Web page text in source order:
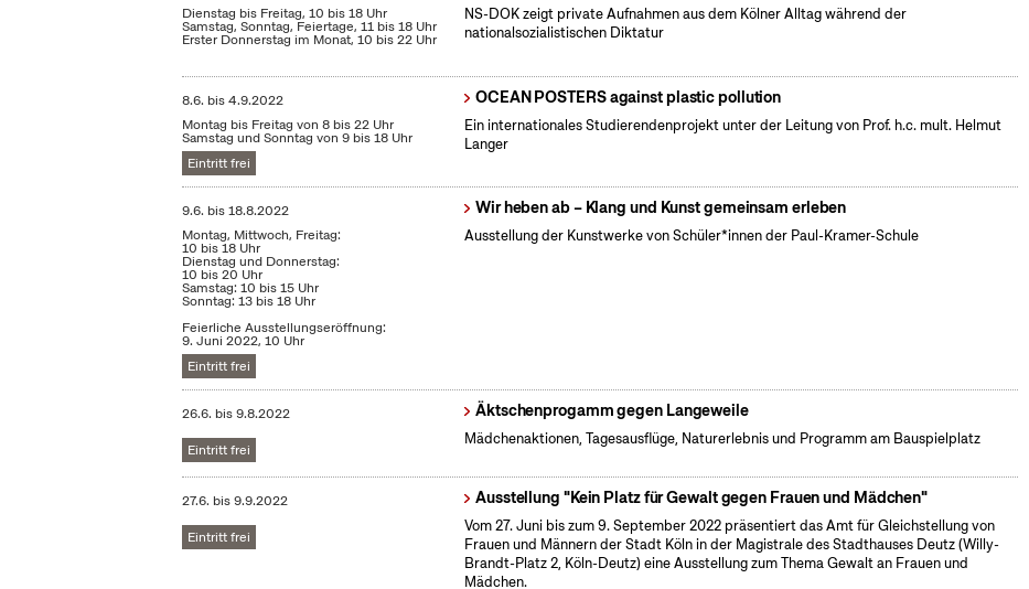
Dienstag bis Freitag, 10 bis 18 Uhr
Samstag, Sonntag, Feiertage, 11 bis 18 Uhr
Erster Donnerstag im Monat, 10 bis 22 Uhr
NS-DOK zeigt private Aufnahmen aus dem Kölner Alltag während der
nationalsozialistischen Diktatur
8.6. bis4.9.2022
Montag bis Freitag von 8 bis 22 Uhr
Samstag und Sonntag von 9 bis 18 Uhr
Eintritt frei
OCEAN POSTERS against plastic pollution
Ein internationales Studierendenprojekt unter der Leitung von Prof. h.c. mult. Helmut
Langer
9.6. bis18.8.2022
Montag, Mittwoch, Freitag:
10 bis 18 Uhr
Dienstag und Donnerstag:
10 bis 20 Uhr
Samstag: 10 bis 15 Uhr
Sonntag: 13 bis 18 Uhr
Feierliche Ausstellungseröffnung:
9. Juni 2022, 10 Uhr
Eintritt frei
Wir heben ab – Klang und Kunst gemeinsam erleben
Ausstellung der Kunstwerke von Schüler*innen der Paul-Kramer-Schule
26.6. bis9.8.2022
Eintritt frei
Äktschenprogamm gegen Langeweile
Mädchenaktionen, Tagesausflüge, Naturerlebnis und Programm am Bauspielplatz
27.6. bis9.9.2022
Eintritt frei
Ausstellung "Kein Platz für Gewalt gegen Frauen und Mädchen"
Vom 27. Juni bis zum 9. September 2022 präsentiert das Amt für Gleichstellung von
Frauen und Männern der Stadt Köln in der Magistrale des Stadthauses Deutz (Willy-
Brandt-Platz 2, Köln-Deutz) eine Ausstellung zum Thema Gewalt an Frauen und
Mädchen.